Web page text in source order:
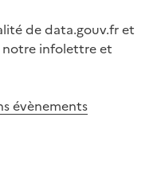
de data.gouv.fr et
notre infolettre et
évènements